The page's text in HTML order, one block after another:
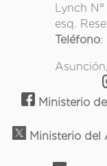
Lynch
esq.
Teléfono:
Ministerio
Ministerio del